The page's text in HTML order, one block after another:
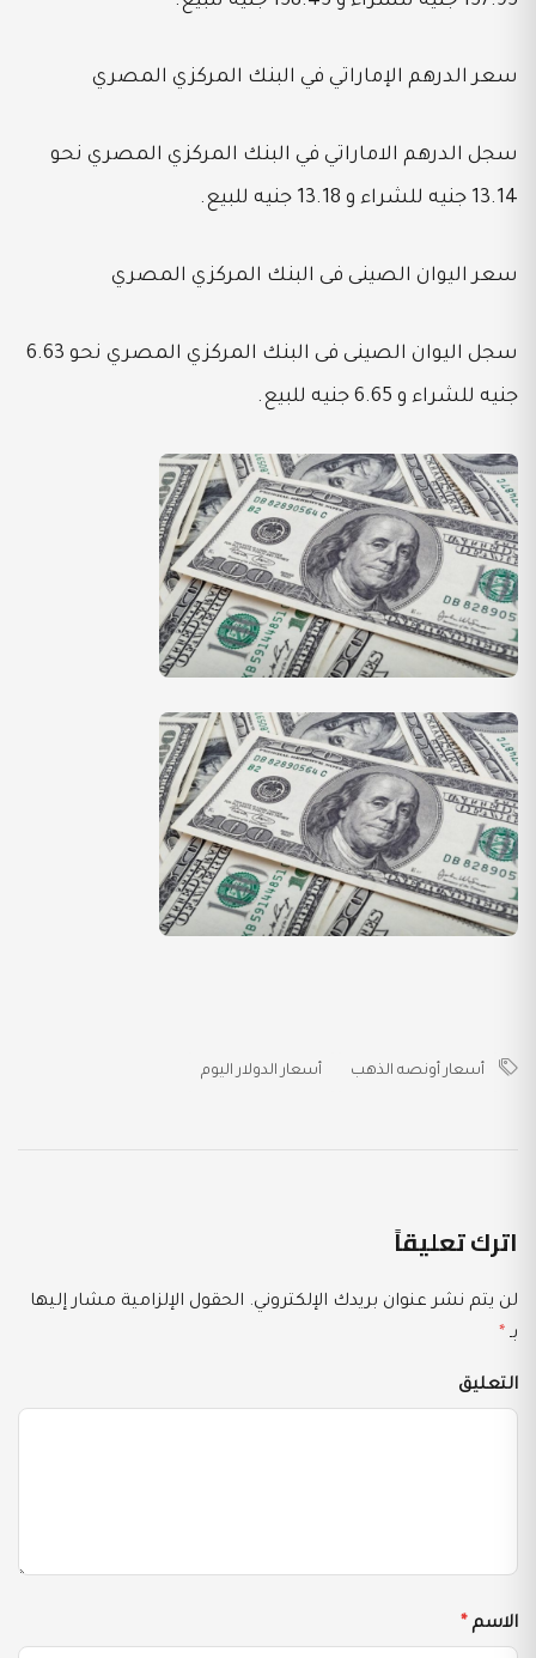
سعر الدرهم الإماراتي في البنك المركزي المصري
سجل الدرهم الاماراتي في البنك المركزي المصري نحو
13.14 جنيه للشراء و 13.18 جنيه للبيع.
سعر اليوان الصينى فى البنك المركزي المصري
سجل اليوان الصينى فى البنك المركزي المصري نحو 6.63
جنيه للشراء و 6.65 جنيه للبيع.
أسعار أونصه الذهب أسعار الدولار اليوم
اترك تعليقاً
لن يتم نشر عنوان بريدك الإلكتروني. الحقول الإلزامية مشار إليها
بـ *
التعليق
الاسم *